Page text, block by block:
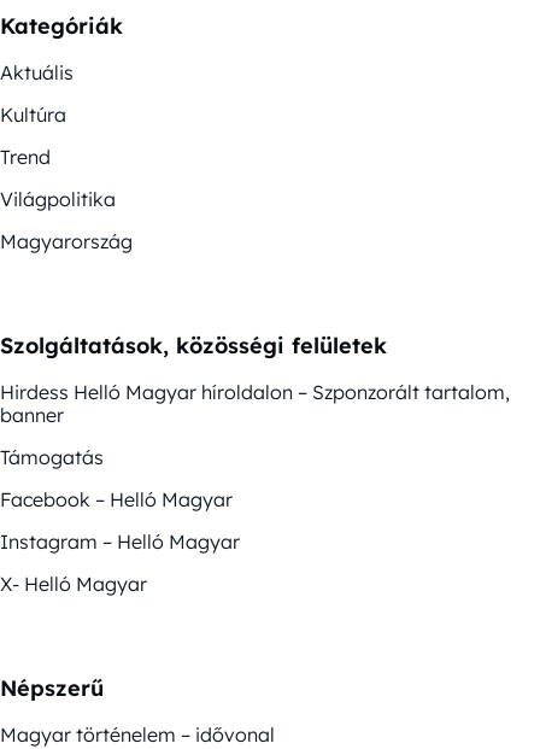
Kategóriák
Aktuális
Kultúra
Trend
Világpolitika
Magyarország
Szolgáltatások, közösségi felületek
Hirdess Helló Magyar híroldalon – Szponzorált tartalom,
banner
Támogatás
Facebook – Helló Magyar
Instagram – Helló Magyar
X- Helló Magyar
Népszerű
Magyar történelem – idővonal